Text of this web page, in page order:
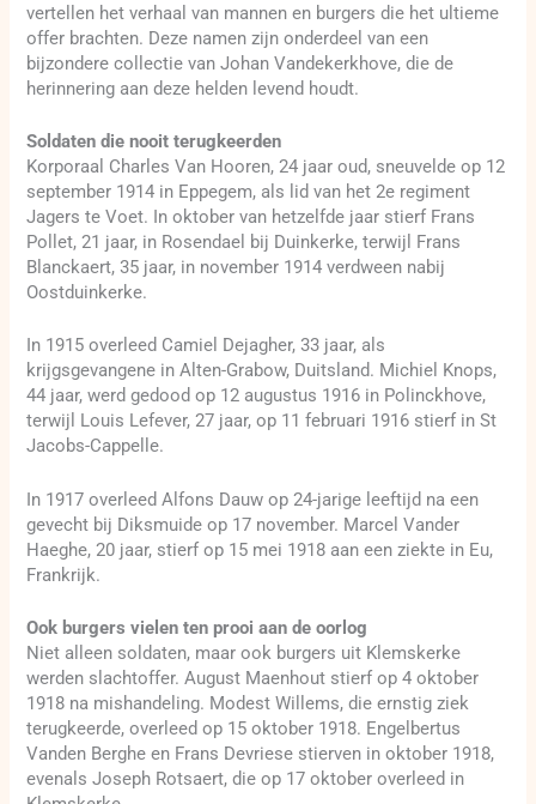
vertellen het verhaal van mannen en burgers die het ultieme
offer brachten. Deze namen zijn onderdeel van een
bijzondere collectie van Johan Vandekerkhove, die de
herinnering aan deze helden levend houdt.
Soldaten die nooit terugkeerden
Korporaal Charles Van Hooren, 24 jaar oud, sneuvelde op 12
september 1914 in Eppegem, als lid van het 2e regiment
Jagers te Voet. In oktober van hetzelfde jaar stierf Frans
Pollet, 21 jaar, in Rosendael bij Duinkerke, terwijl Frans
Blanckaert, 35 jaar, in november 1914 verdween nabij
Oostduinkerke.
In 1915 overleed Camiel Dejagher, 33 jaar, als
krijgsgevangene in Alten-Grabow, Duitsland. Michiel Knops,
44 jaar, werd gedood op 12 augustus 1916 in Polinckhove,
terwijl Louis Lefever, 27 jaar, op 11 februari 1916 stierf in St
Jacobs-Cappelle.
In 1917 overleed Alfons Dauw op 24-jarige leeftijd na een
gevecht bij Diksmuide op 17 november. Marcel Vander
Haeghe, 20 jaar, stierf op 15 mei 1918 aan een ziekte in Eu,
Frankrijk.
Ook burgers vielen ten prooi aan de oorlog
Niet alleen soldaten, maar ook burgers uit Klemskerke
werden slachtoffer. August Maenhout stierf op 4 oktober
1918 na mishandeling. Modest Willems, die ernstig ziek
terugkeerde, overleed op 15 oktober 1918. Engelbertus
Vanden Berghe en Frans Devriese stierven in oktober 1918,
evenals Joseph Rotsaert, die op 17 oktober overleed in